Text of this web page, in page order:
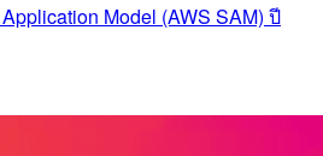
Model (AWS SAM) ปี